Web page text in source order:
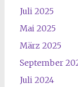
Juli 2025
Mai 2025
März 2025
September
Juli 2024